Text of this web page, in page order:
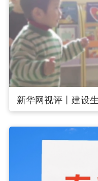
新华网视评丨建设